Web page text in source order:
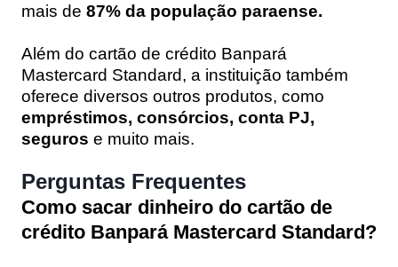
mais de 87% da população paraense.
Além do cartão de crédito Banpará
Mastercard Standard, a instituição também
oferece diversos outros produtos, como
empréstimos, consórcios, conta PJ,
seguros e muito mais.
Perguntas Frequentes
Como sacar dinheiro do cartão de
crédito Banpará Mastercard Standard?